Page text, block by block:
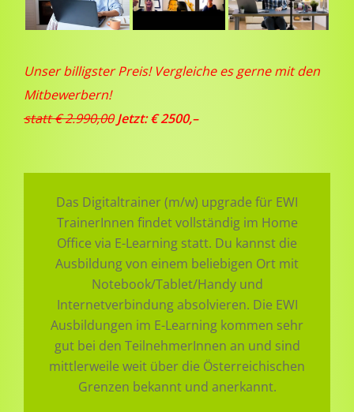
Unser billigster Preis! Vergleiche es gerne mit den
Mitbewerbern!
statt € 2.990,00 Jetzt: € 2500,–
Das Digitaltrainer (m/w) upgrade für EWI
TrainerInnen findet vollständig im Home
Office via E-Learning statt. Du kannst die
Ausbildung von einem beliebigen Ort mit
Notebook/Tablet/Handy und
Internetverbindung absolvieren. Die EWI
Ausbildungen im E-Learning kommen sehr
gut bei den TeilnehmerInnen an und sind
mittlerweile weit über die Österreichischen
Grenzen bekannt und anerkannt.